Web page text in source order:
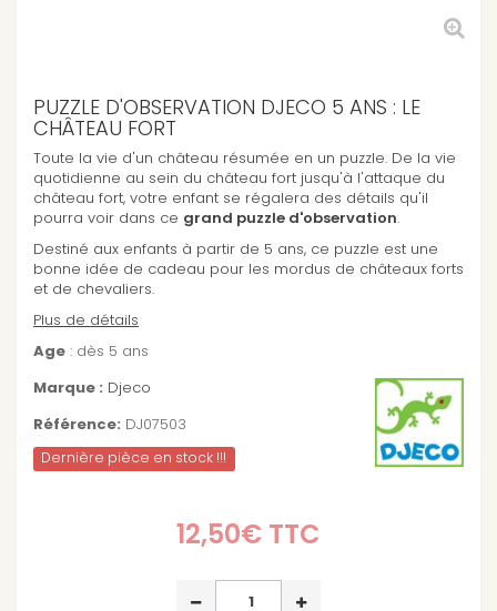
PUZZLE D'OBSERVATION DJECO 5 ANS : LE
CHÂTEAU FORT
Toute la vie d'un château résumée en un puzzle. De la vie
quotidienne au sein du château fort jusqu'à l'attaque du
château fort, votre enfant se régalera des détails qu'il
pourra voir dans ce grand puzzle d'observation.
Destiné aux enfants à partir de 5 ans, ce puzzle est une
bonne idée de cadeau pour les mordus de châteaux forts
et de chevaliers.
Plus de détails
Age : dès 5 ans
Marque : Djeco
Référence: DJ07503
Dernière pièce en stock !!!
12,50€ TTC